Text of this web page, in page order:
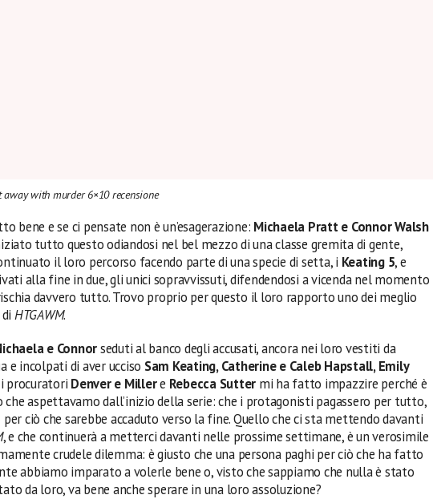
away with murder 6×10 recensione
bene e se ci pensate non è un’esagerazione: Michaela Pratt e Connor Walsh
tutto questo odiandosi nel bel mezzo di una classe gremita di gente,
il loro percorso facendo parte di una specie di setta, i Keating 5, e
alla fine in due, gli unici sopravvissuti, difendendosi a vicenda nel momento
davvero tutto. Trovo proprio per questo il loro rapporto uno dei meglio
HTGAWM.
e Connorseduti al banco degli accusati, ancora nei loro vestiti da
e incolpati di aver ucciso Sam Keating, Catherine e Caleb Hapstall, Emily
procuratori Denver e Millere Rebecca Sutter mi ha fatto impazzire perché è
che aspettavamo dall’inizio della serie: che i protagonisti pagassero per tutto,
ciò che sarebbe accaduto verso la fine. Quello che ci sta mettendo davanti
, e che continuerà a metterci davanti nelle prossime settimane, è un verosimile
crudele dilemma: è giusto che una persona paghi per ciò che ha fatto
abbiamo imparato a volerle bene o, visto che sappiamo che nulla è stato
da loro, va bene anche sperare in una loro assoluzione?